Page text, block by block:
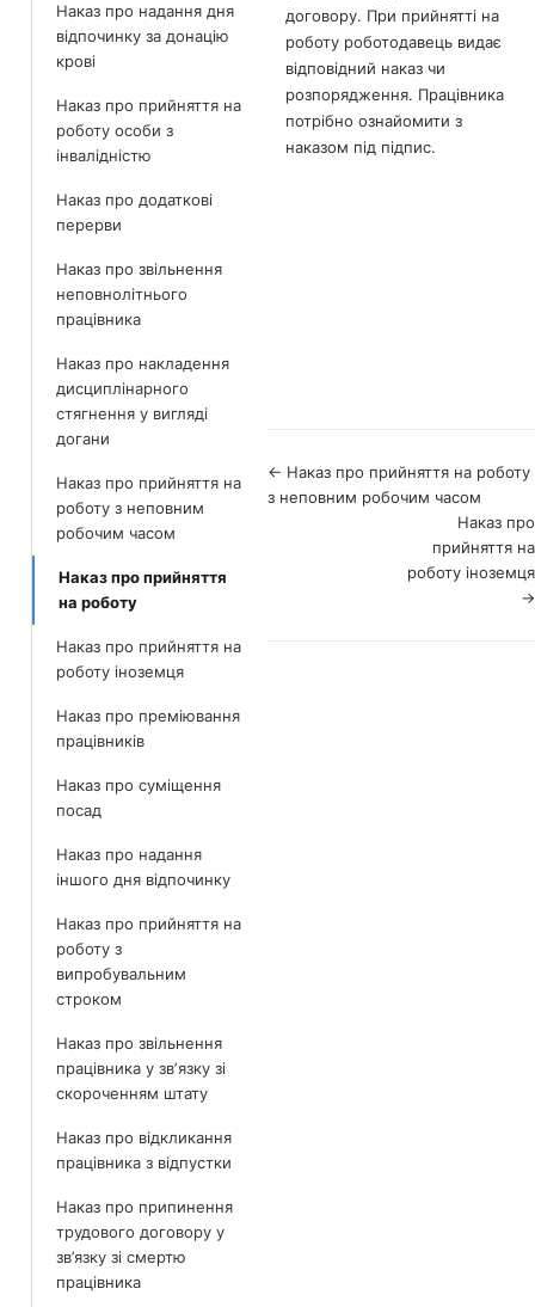
Наказ про надання дня
відпочинку за донацію
крові
Наказ про прийняття на
роботу особи з
інвалідністю
Наказ про додаткові
перерви
Наказ про звільнення
неповнолітнього
працівника
Наказ про накладення
дисциплінарного
стягнення у вигляді
догани
Наказ про прийняття на
роботу з неповним
робочим часом
Наказ про прийняття
на роботу
Наказ про прийняття на
роботу іноземця
Наказ про преміювання
працівників
Наказ про суміщення
посад
Наказ про надання
іншого дня відпочинку
Наказ про прийняття на
роботу з
випробувальним
строком
Наказ про звільнення
працівника у звʼязку зі
скороченням штату
Наказ про відкликання
працівника з відпустки
Наказ про припинення
трудового договору у
зв’язку зі смертю
працівника
договору. При прийнятті на
роботу роботодавець видає
відповідний наказ чи
розпорядження. Працівника
потрібно ознайомити з
наказом під підпис.
Навігація
по
← Наказ про прийняття на роботу
з неповним робочим часом
Наказ про
прийняття на
роботу іноземця
→